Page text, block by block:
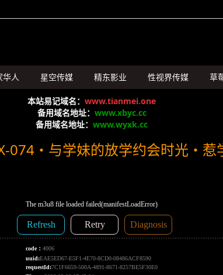
华人 星空传媒 精东影业 性视界传媒 草
本站易记域名： www.tianmei.one
备用域名地址： www.xbyc.cc
备用域名地址： www.wyxk.cc
074・与学妹的放学约会时光・